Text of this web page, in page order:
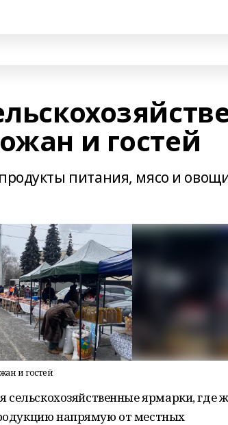
и гостей
питания, мясо и
и гостей
сельскохозяйственные ярмарки, где
напрямую от местных